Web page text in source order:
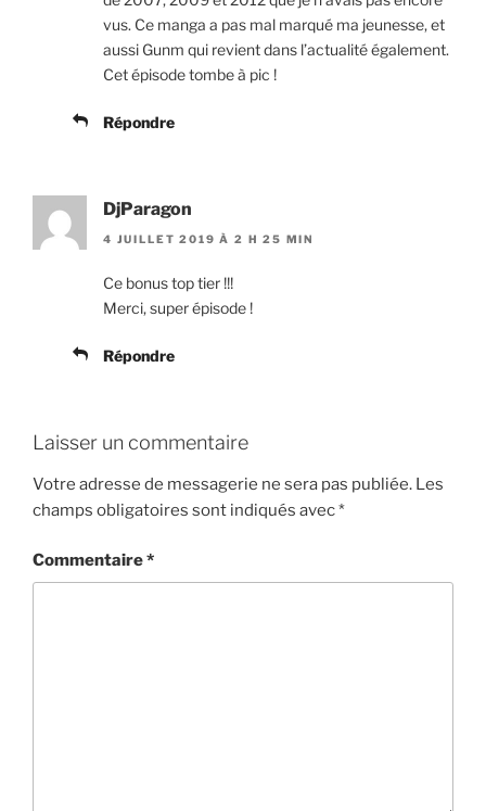
vus. Ce manga a pas mal marqué ma jeunesse, et
aussi Gunm qui revient dans l’actualité également.
Cet épisode tombe à pic !
Répondre
DjParagon
4 JUILLET 2019 À 2 H 25 MIN
Ce bonus top tier !!!
Merci, super épisode !
Répondre
Laisser un commentaire
Votre adresse de messagerie ne sera pas publiée. Les
champs obligatoires sont indiqués avec*
Commentaire*